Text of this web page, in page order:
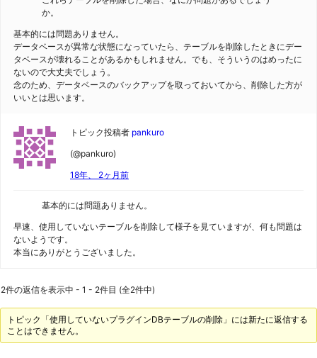
か。
基本的には問題ありません。
データベースが異常な状態になっていたら、テーブルを削除したときにデー
タベースが壊れることがあるかもしれません。でも、そういうのはめったに
ないので大丈夫でしょう。
念のため、データベースのバックアップを取っておいてから、削除した方が
いいとは思います。
トピック投稿者 pankuro
(@pankuro)
18年、 2ヶ月前
基本的には問題ありません。
早速、使用していないテーブルを削除して様子を見ていますが、何も問題は
ないようです。
本当にありがとうございました。
2件の返信を表示中 - 1 - 2件目 (全2件中)
トピック「使用していないプラグインDBテーブルの削除」には新たに返信する
ことはできません。